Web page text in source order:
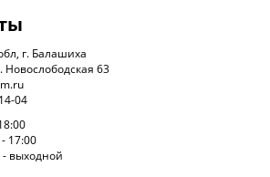
г. Балашиха
Новослободская 63
04
17:00
- выходной